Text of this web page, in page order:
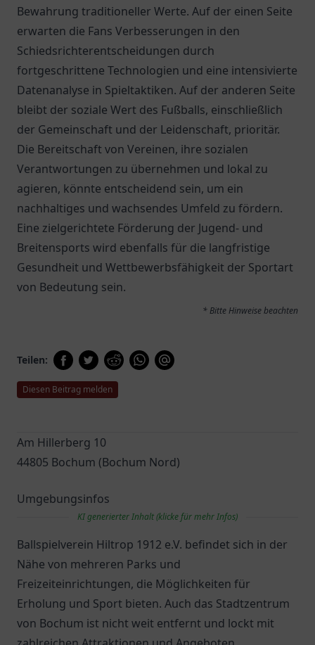
Bewahrung traditioneller Werte. Auf der einen Seite
erwarten die Fans Verbesserungen in den
Schiedsrichterentscheidungen durch
fortgeschrittene Technologien und eine intensivierte
Datenanalyse in Spieltaktiken. Auf der anderen Seite
bleibt der soziale Wert des Fußballs, einschließlich
der Gemeinschaft und der Leidenschaft, prioritär.
Die Bereitschaft von Vereinen, ihre sozialen
Verantwortungen zu übernehmen und lokal zu
agieren, könnte entscheidend sein, um ein
nachhaltiges und wachsendes Umfeld zu fördern.
Eine zielgerichtete Förderung der Jugend- und
Breitensports wird ebenfalls für die langfristige
Gesundheit und Wettbewerbsfähigkeit der Sportart
von Bedeutung sein.
* Bitte Hinweise beachten
Teilen:
Diesen Beitrag melden
Am Hillerberg 10
44805 Bochum (Bochum Nord)
Umgebungsinfos
KI generierter Inhalt (klicke für mehr Infos)
Ballspielverein Hiltrop 1912 e.V. befindet sich in der
Nähe von mehreren Parks und
Freizeiteinrichtungen, die Möglichkeiten für
Erholung und Sport bieten. Auch das Stadtzentrum
von Bochum ist nicht weit entfernt und lockt mit